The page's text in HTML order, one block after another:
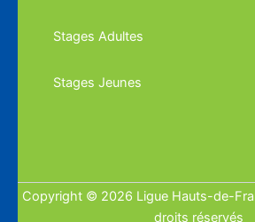
Stages Adultes
Stages Jeunes
Copyright © 2026 Ligue Hauts-de-
droits réservés